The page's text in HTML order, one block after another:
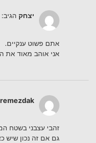
יצחק הגיב:
אתם פשוט ענקיים.
אני אוהב מאוד את
remezdak
זהבי עצבני בשטח
גם אם זה נכון שיש